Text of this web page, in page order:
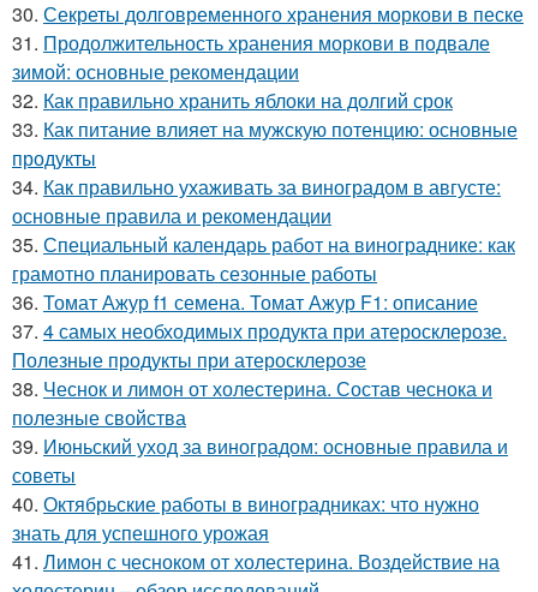
30. Секреты долговременного хранения моркови в песке
31. Продолжительность хранения моркови в подвале
зимой: основные рекомендации
32. Как правильно хранить яблоки на долгий срок
33. Как питание влияет на мужскую потенцию: основные
продукты
34. Как правильно ухаживать за виноградом в августе:
основные правила и рекомендации
35. Специальный календарь работ на винограднике: как
грамотно планировать сезонные работы
36. Томат Ажур f1 семена. Томат Ажур F1: описание
37. 4 самых необходимых продукта при атеросклерозе.
Полезные продукты при атеросклерозе
38. Чеснок и лимон от холестерина. Состав чеснока и
полезные свойства
39. Июньский уход за виноградом: основные правила и
советы
40. Октябрьские работы в виноградниках: что нужно
знать для успешного урожая
41. Лимон с чесноком от холестерина. Воздействие на